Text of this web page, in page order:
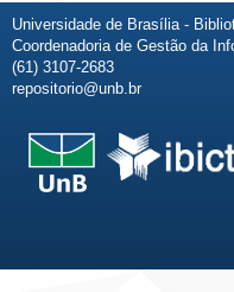
Universidade de Brasília -
Coordenadoria de Gestão da
(61) 3107-2683
repositorio@unb.br